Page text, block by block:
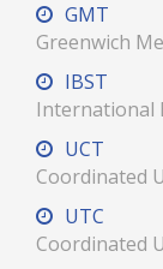
GMT
Greenwich
IBST
International
UCT
Coordinated
UTC
Coordinated